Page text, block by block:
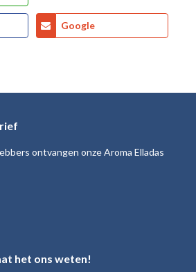
Google
ontvangen onze Aroma Elladas
het ons weten!